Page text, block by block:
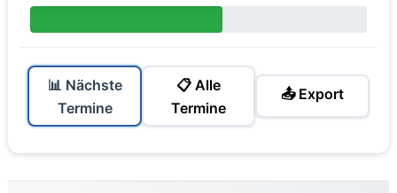
📊 Nächste
Termine
📋 Alle
Termine
📤 Export